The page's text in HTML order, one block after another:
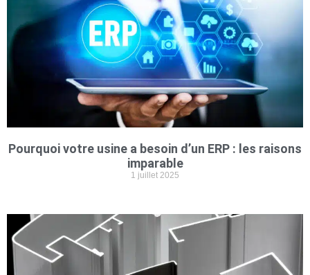
Pourquoi votre usine a besoin d’un ERP : les raisons
imparable
1 juillet 2025